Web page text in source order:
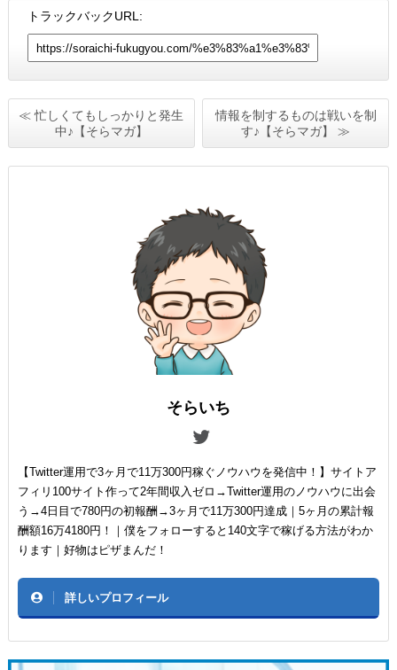
トラックバックURL:
≪ 忙しくてもしっかりと発生
中♪【そらマガ】
情報を制するものは戦いを制
す♪【そらマガ】 ≫
そらいち
【Twitter運用で3ヶ月で11万300円稼ぐノウハウを発信中！】サイトア
フィリ100サイト作って2年間収入ゼロ→Twitter運用のノウハウに出会
う→4日目で780円の初報酬→3ヶ月で11万300円達成｜5ヶ月の累計報
酬額16万4180円！｜僕をフォローすると140文字で稼げる方法がわか
ります｜好物はピザまんだ！
詳しいプロフィール